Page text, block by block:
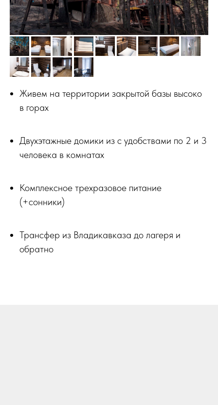
Живем на территории закрытой базы высоко
в горах
Двухэтажные домики из с удобствами по 2 и 3
человека в комнатах
Комплексное трехразовое питание
(+сонники)
Трансфер из Владикавказа до лагеря и
обратно